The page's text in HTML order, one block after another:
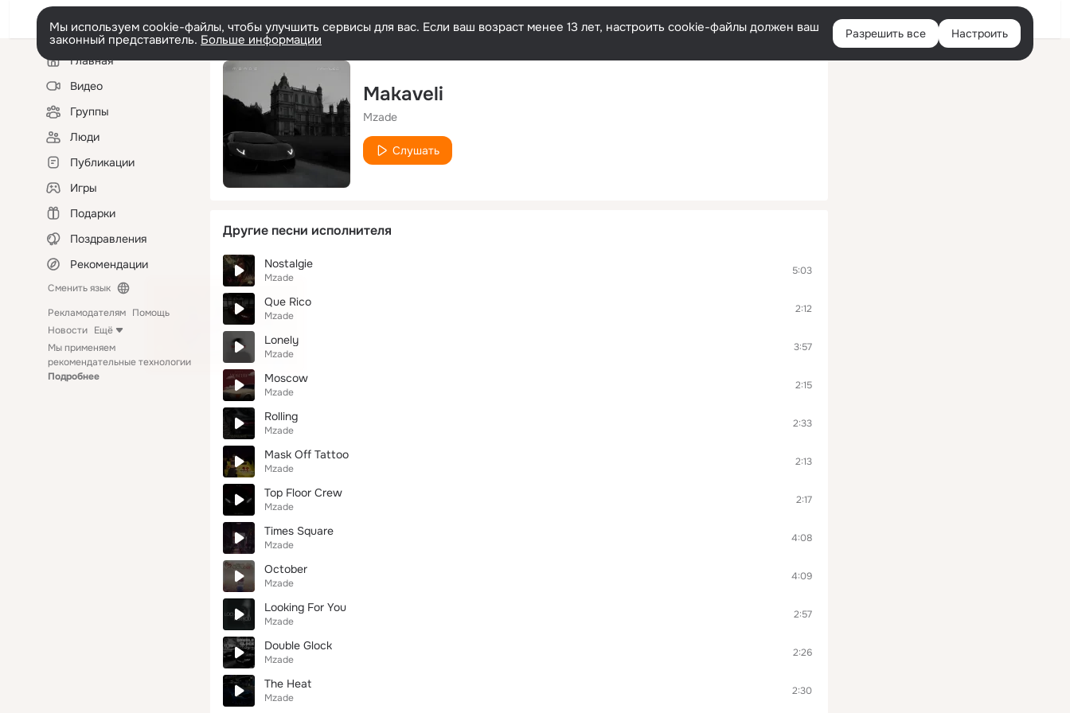
Войти
Мы используем cookie-файлы, чтобы улучшить сервисы для вас. Если ваш возраст менее 13 лет, настроить cookie-файлы должен ваш
законный представитель. Больше информации Разрешить все Настроить
Левая
колонкаГлавная
Видео
Группы
Люди
Публикации
Игры
Подарки
Поздравления
Рекомендации
Сменить язык
Рекламодателям Помощь
Новости Ещё
Мы применяем
рекомендательные технологии
Подробнее
Makaveli
Mzade
Слушать
Другие песни исполнителя
Nostalgie
Mzade
5:03
Que Rico
Mzade
2:12
Lonely
Mzade
3:57
Moscow
Mzade
2:15
Rolling
Mzade
2:33
Mask Off Tattoo
Mzade
2:13
Top Floor Crew
Mzade
2:17
Times Square
Mzade
4:08
October
Mzade
4:09
Looking For You
Mzade
2:57
Double Glock
Mzade
2:26
The Heat
Mzade
2:30